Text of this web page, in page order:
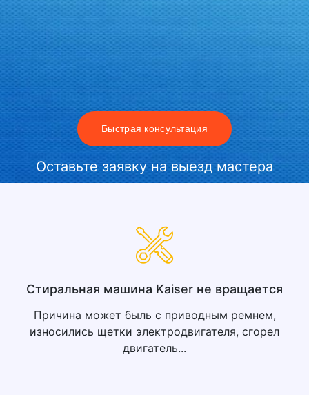
Быстрая консультация
Оставьте заявку на выезд мастера
Стиральная машина Kaiser не вращается
Причина может быль с приводным ремнем,
износились щетки электродвигателя, сгорел
двигатель...